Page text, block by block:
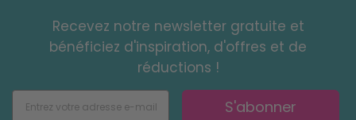
Recevez notre newsletter gratuite et
bénéficiez d'inspiration, d'offres et de
réductions !
S'abonner